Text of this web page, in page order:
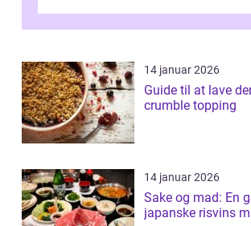
14 januar 2026
Guide til at lave
crumble topping
14 januar 2026
Sake og mad: En
japanske risvins